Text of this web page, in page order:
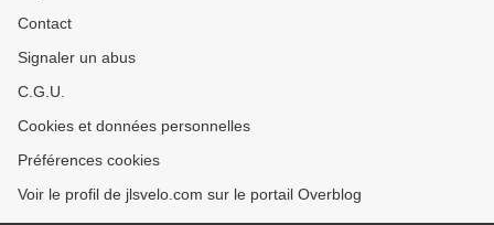
Contact
Signaler un abus
C.G.U.
Cookies et données personnelles
Préférences cookies
Voir le profil de jlsvelo.com sur le portail Overblog